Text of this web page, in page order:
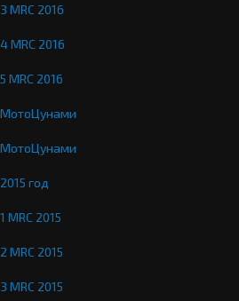
3 MRC 2016
4 MRC 2016
5 MRC 2016
МотоЦунами
МотоЦунами
2015 год
1 MRC 2015
2 MRC 2015
3 MRC 2015